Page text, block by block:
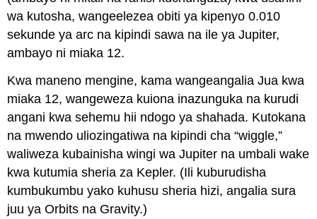
wa kutosha, wangeelezea obiti ya kipenyo 0.010
sekunde ya arc na kipindi sawa na ile ya Jupiter,
ambayo ni miaka 12.
Kwa maneno mengine, kama wangeangalia Jua kwa
miaka 12, wangeweza kuiona inazunguka na kurudi
angani kwa sehemu hii ndogo ya shahada. Kutokana
na mwendo uliozingatiwa na kipindi cha “wiggle,”
waliweza kubainisha wingi wa Jupiter na umbali wake
kwa kutumia sheria za Kepler. (Ili kuburudisha
kumbukumbu yako kuhusu sheria hizi, angalia sura
juu ya Orbits na Gravity.)